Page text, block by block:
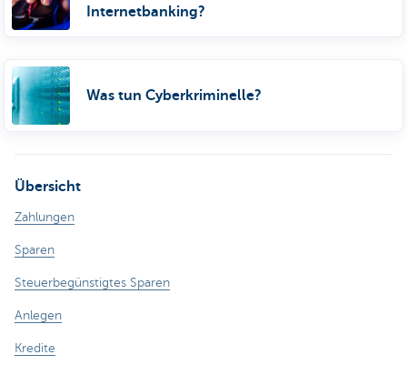
Internetbanking?
Was tun Cyberkriminelle?
Übersicht
Zahlungen
Sparen
Steuerbegünstigtes Sparen
Anlegen
Kredite